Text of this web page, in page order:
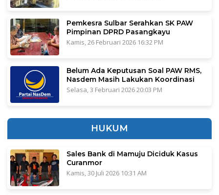
Pemkesra Sulbar Serahkan SK PAW
Pimpinan DPRD Pasangkayu
Kamis, 26 Februari 2026 16:32 PM
Belum Ada Keputusan Soal PAW RMS,
Nasdem Masih Lakukan Koordinasi
Selasa, 3 Februari 2026 20:03 PM
HUKUM
Sales Bank di Mamuju Diciduk Kasus
Curanmor
Kamis, 30 Juli 2026 10:31 AM